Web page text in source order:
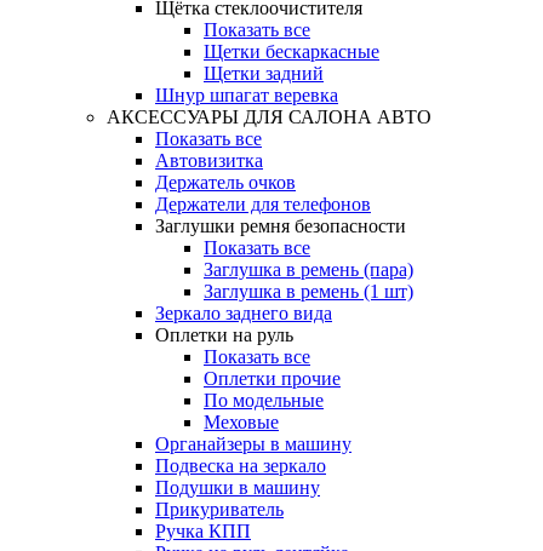
Щётка стеклоочистителя
Показать все
Щетки бескаркасные
Щетки задний
Шнур шпагат веревка
АКСЕССУАРЫ ДЛЯ САЛОНА АВТО
Показать все
Автовизитка
Держатель очков
Держатели для телефонов
Заглушки ремня безопасности
Показать все
Заглушка в ремень (пара)
Заглушка в ремень (1 шт)
Зеркало заднего вида
Оплетки на руль
Показать все
Оплетки прочиe
По модельные
Меховые
Органайзеры в машину
Подвеска на зеркало
Подушки в машину
Прикуриватель
Ручка КПП